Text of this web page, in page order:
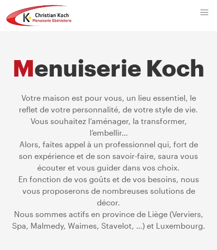
Menuiserie Koch
Votre maison est pour vous, un lieu essentiel, le
reflet de votre personnalité, de votre style de vie.
Vous souhaitez l’aménager, la transformer,
l’embellir…
Alors, faites appel à un professionnel qui, fort de
son expérience et de son savoir-faire, saura vous
écouter et vous guider dans vos choix.
En fonction de vos goûts et de vos besoins, nous
vous proposerons de nombreuses solutions de
décor.
Nous sommes actifs en province de Liège (Verviers,
Spa, Malmedy, Waimes, Stavelot, …) et Luxembourg.